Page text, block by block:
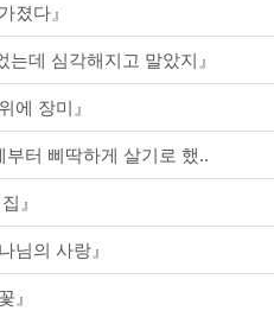
졌다』
데 심각해지고 말았지』
에 장미』
터 삐딱하게 살기로 했..
』
님의 사랑』
』